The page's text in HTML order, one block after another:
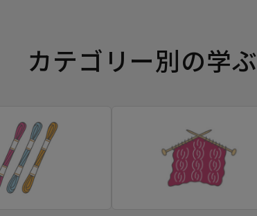
カテゴリー別の学ぶ